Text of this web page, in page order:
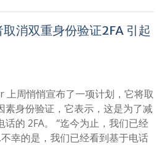
消双重身份验证2FA 引起
周悄悄宣布了一项计划，它将取
素身份验证，它表示，这是为了减
的 2FA。 “迄今为止，我们已经
幸的是，我们已经看到基于电话